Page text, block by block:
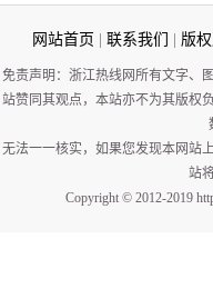
网站首页 联系我们 版
免责声明：浙江热线网所有文字、
站赞同其观点，本站亦不为其版权
无法一一核实，如果您发现本网站
站
Copyright © 2012-2019